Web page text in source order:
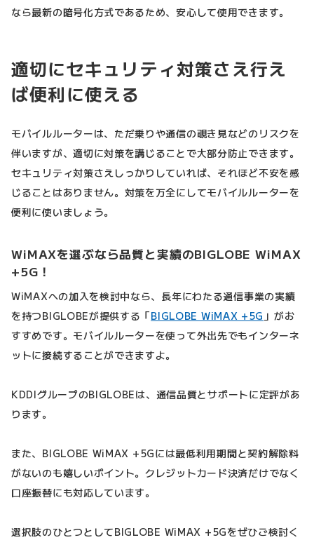
なら最新の暗号化方式であるため、安心して使用できます。
適切にセキュリティ対策さえ行え
ば便利に使える
モバイルルーターは、ただ乗りや通信の覗き見などのリスクを
伴いますが、適切に対策を講じることで大部分防止できます。
セキュリティ対策さえしっかりしていれば、それほど不安を感
じることはありません。対策を万全にしてモバイルルーターを
便利に使いましょう。
WiMAXを選ぶなら品質と実績のBIGLOBE WiMAX
+5G！
WiMAXへの加入を検討中なら、長年にわたる通信事業の実績
を持つBIGLOBEが提供する「BIGLOBE WiMAX +5G 」がお
すすめです。モバイルルーターを使って外出先でもインターネ
ットに接続することができますよ。
KDDIグループのBIGLOBEは、通信品質とサポートに定評があ
ります。
また、BIGLOBE WiMAX +5Gには最低利用期間と契約解除料
がないのも嬉しいポイント。クレジットカード決済だけでなく
口座振替にも対応しています。
選択肢のひとつとしてBIGLOBE WiMAX +5Gをぜひご検討く